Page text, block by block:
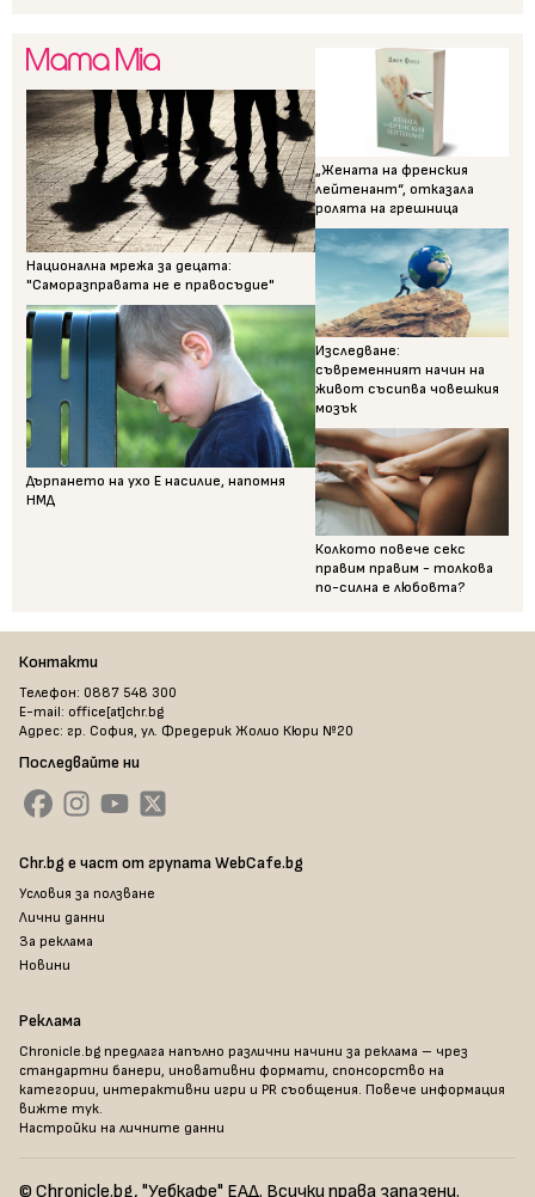
Национална мрежа за децата:
"Саморазправата не е правосъдие"
Дърпането на ухо Е насилие, напомня
НМД
„Жената на френския
лейтенант“, отказала
ролята на грешница
Изследване:
съвременният начин на
живот съсипва човешкия
мозък
Колкото повече секс
правим правим - толкова
по-силна е любовта?
Контакти
Телефон: 0887 548 300
E-mail: office[at]chr.bg
Адрес: гр. София, ул. Фредерик Жолио Кюри №20
Последвайте ни
Chr.bg е част от групата WebCafe.bg
Условия за ползване
Лични данни
За реклама
Новини
Реклама
Chronicle.bg предлага напълно различни начини за реклама – чрез
стандартни банери, иновативни формати, спонсорство на
категории, интерактивни игри и PR съобщения. Повече информация
вижте тук.
Настройки на личните данни
© Chronicle.bg, "Уебкафе" ЕАД. Всички права запазени.